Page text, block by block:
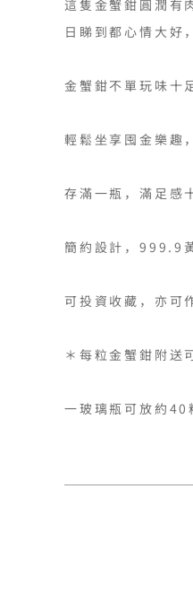
這隻金蟹鉗圓潤有
日睇到都心情大好
金蟹鉗不單玩味十
輕鬆坐享囤金樂
存滿一瓶，滿足感
簡約設計，999.9
可投資收藏，亦可
＊每粒金蟹鉗附送
一玻璃瓶可放約40